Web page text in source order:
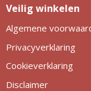
Veilig winkelen
Algemene
Privacyverklaring
Cookieverklaring
Disclaimer